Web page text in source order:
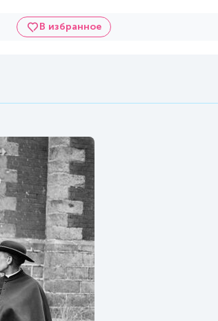
В избранное